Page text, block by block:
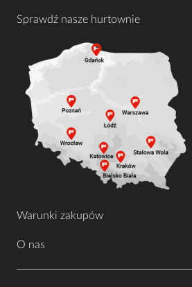
Sprawdź nasze hurtownie
Warunki zakupów
O nas